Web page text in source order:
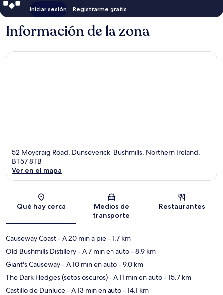
Iniciar sesión Registrarme gratis
Información de la zona
52 Moycraig Road, Dunseverick, Bushmills, Northern Ireland,
BT57 8TB
Ver en el mapa
Qué hay cerca
Medios de
transporte
Restaurantes
Causeway Coast- A 20 min a pie- 1.7 km
Old Bushmills Distillery- A 7 min en auto- 8.9 km
Giant's Causeway- A 10 min en auto- 9.0 km
The Dark Hedges (setos oscuros)- A 11 min en auto- 15.7 km
Castillo de Dunluce- A 13 min en auto- 14.1 km